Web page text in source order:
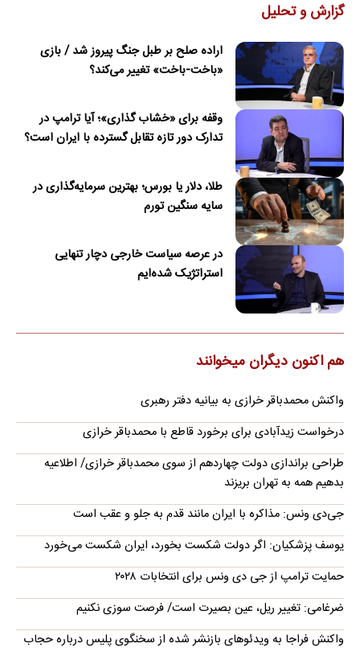
گزارش و تحلیل
اراده صلح بر طبل جنگ پیروز شد / بازی
«باخت-باخت» تغییر می‌کند؟
وقفه برای «خشاب گذاری»؛ آیا ترامپ در
تدارک دور تازه تقابل گسترده با ایران است؟
طلا، دلار یا بورس؛ بهترین سرمایه‌گذاری در
سایه سنگین تورم
در عرصه سیاست خارجی دچار تنهایی
استراتژیک شده‌ایم
هم اکنون دیگران میخوانند
واکنش محمدباقر خرازی به بیانیه دفتر رهبری
درخواست زیدآبادی برای برخورد قاطع با محمدباقر خرازی
طراحی براندازی دولت چهاردهم از سوی محمدباقر خرازی/ اطلاعیه
بدهیم همه به تهران بریزند
جی‌دی ونس: مذاکره با ایران مانند قدم به جلو و عقب است
یوسف پزشکیان: اگر دولت شکست بخورد، ایران شکست می‌خورد
حمایت ترامپ از جی دی ونس برای انتخابات ۲۰۲۸
ضرغامی: تغییر ریل، عین بصیرت است/ فرصت سوزی نکنیم
واکنش فراجا به ویدئوهای بازنشر شده از سخنگوی پلیس درباره حجاب